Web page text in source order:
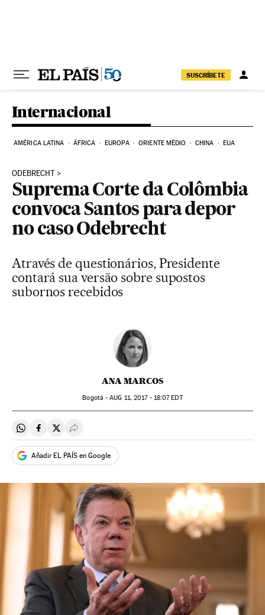
SUSCRÍBETE
Internacional
AMÉRICA LATINA ÁFRICA EUROPA ORIENTE MÉDIO CHINA EUA
ODEBRECHT
Suprema Corte da Colômbia
convoca Santos para depor
no caso Odebrecht
Através de questionários, Presidente
contará sua versão sobre supostos
subornos recebidos
ANA MARCOS
Bogotá -AUG 11, 2017 - 18:07EDT
Compartir en Whatsapp
Compartir en Facebook
Compartir en Twitter
Desplegar Redes Sociales
Añadir EL PAÍS en Google